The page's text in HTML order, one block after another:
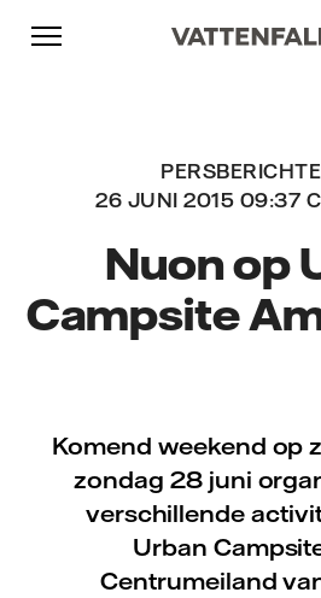
Naar content
Naar hoofdnavigatie
Ga naar footer
26 JUNI 2015 09:37
Nuon op
Campsite
Komend weekend op
zondag 28 juni
verschillende
Urban
Centrumeiland
Naar hoofdnavigatie